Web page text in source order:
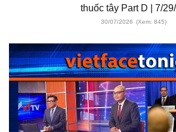
thuốc tây Part D | 7/
30/07/2026 (Xem: 845)